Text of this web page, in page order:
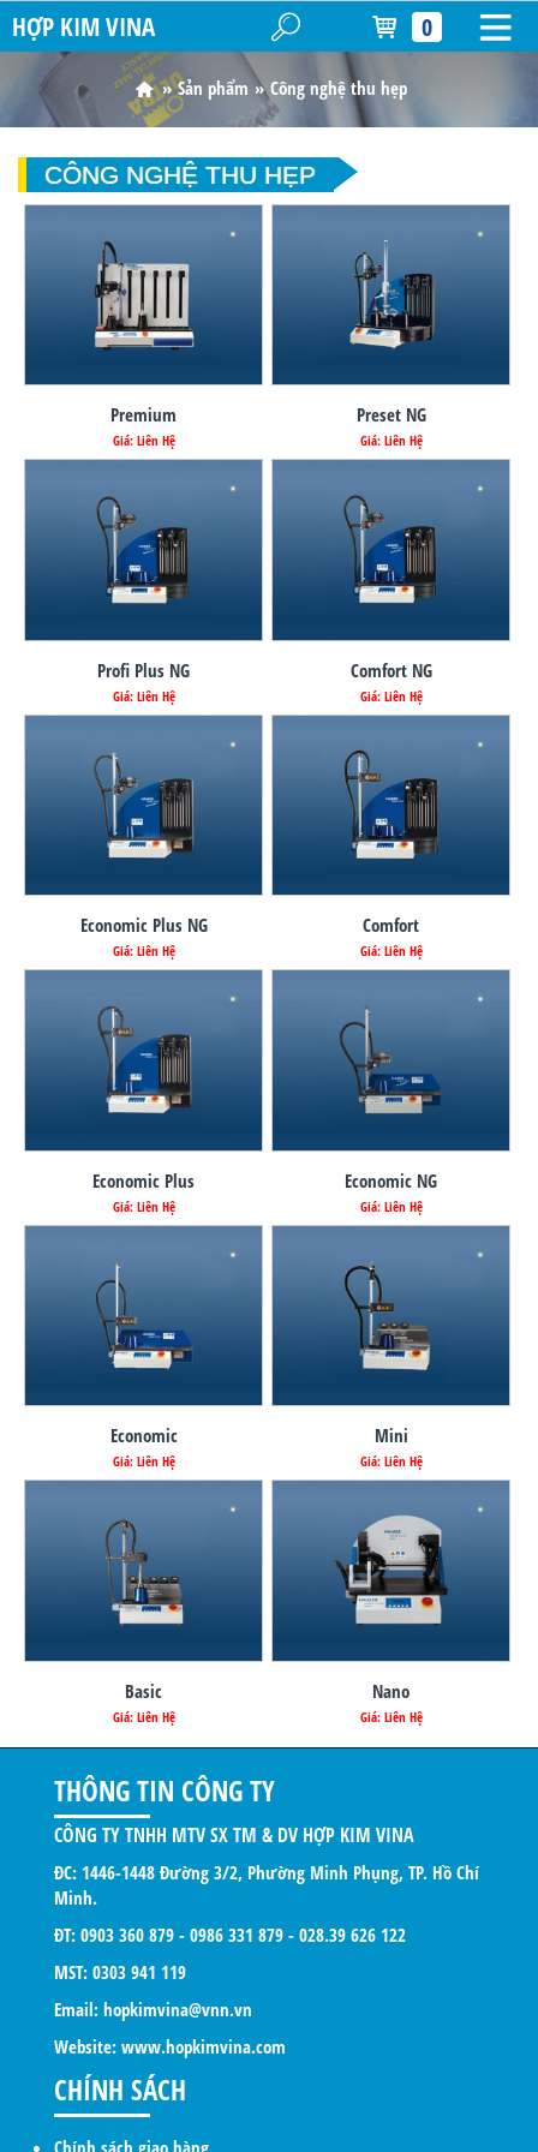
HỢP KIM VINA 0
Sản phẩm Công nghệ thu hẹp
CÔNG NGHỆ THU HẸP
Premium
Giá: Liên Hệ
Preset NG
Giá: Liên Hệ
Profi Plus NG
Giá: Liên Hệ
Comfort NG
Giá: Liên Hệ
Economic Plus NG
Giá: Liên Hệ
Comfort
Giá: Liên Hệ
Economic Plus
Giá: Liên Hệ
Economic NG
Giá: Liên Hệ
Economic
Giá: Liên Hệ
Mini
Giá: Liên Hệ
Basic
Giá: Liên Hệ
Nano
Giá: Liên Hệ
THÔNG TIN CÔNG TY
CÔNG TY TNHH MTV SX TM & DV HỢP KIM VINA
ĐC: 1446-1448 Đường 3/2, Phường Minh Phụng, TP. Hồ Chí
Minh.
ĐT: 0903 360 879 - 0986 331 879 - 028.39 626 122
MST: 0303 941 119
Email: hopkimvina@vnn.vn
Website: www.hopkimvina.com
CHÍNH SÁCH
Chính sách giao hàng